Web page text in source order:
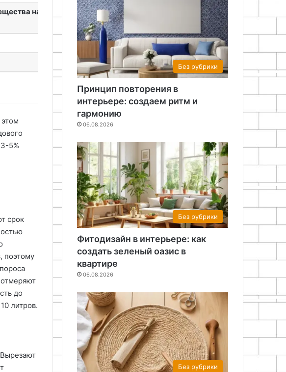
на 10 литров
5%
срок
поэтому
до
литров.
Без рубрики
Принцип повторения в
интерьере: создаем ритм и
гармонию
06.08.2026
Без рубрики
Фитодизайн в интерьере: как
создать зеленый оазис в
квартире
06.08.2026
Без рубрики